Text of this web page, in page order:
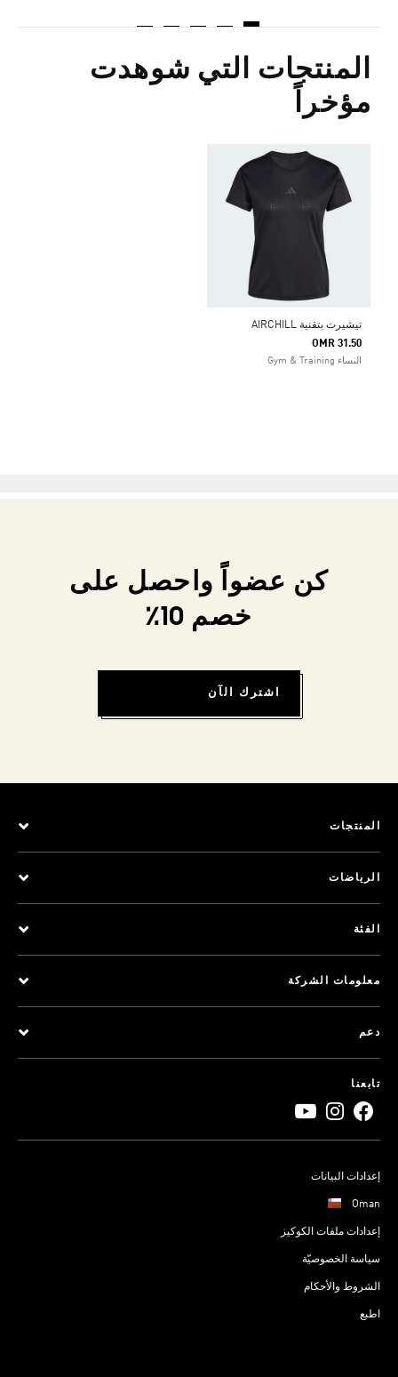
المنتجات التي شوهدت
مؤخراً
تيشيرت بتقنية AIRCHILL
OMR 31.50
النساء Gym & Training
كن عضواً واحصل على
خصم 10٪
اشترك الآن
المنتجات
الرياضات
الفئة
معلومات الشركة
دعم
تابعنا
إعدادات البيانات
Oman
إعدادات ملفات الكوكيز
سياسة الخصوصيّة
الشروط والأحكام
اطبع